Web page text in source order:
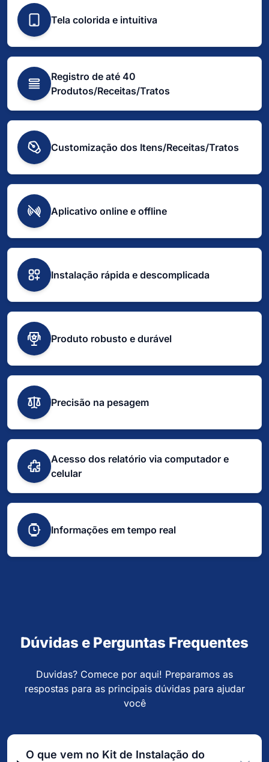
Tela colorida e intuitiva
Registro de até 40
Produtos/Receitas/Tratos
Customização dos Itens/Receitas/Tratos
Aplicativo online e offline
Instalação rápida e descomplicada
Produto robusto e durável
Precisão na pesagem
Acesso dos relatório via computador e
celular
Informações em tempo real
Dúvidas e Perguntas Frequentes
Duvidas? Comece por aqui! Preparamos as
respostas para as principais dúvidas para ajudar
você
O que vem no Kit de Instalação do